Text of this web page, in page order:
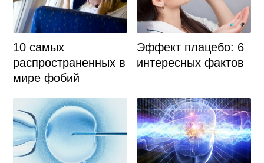
10 самых
распространенных в
мире фобий
Эффект плацебо: 6
интересных фактов